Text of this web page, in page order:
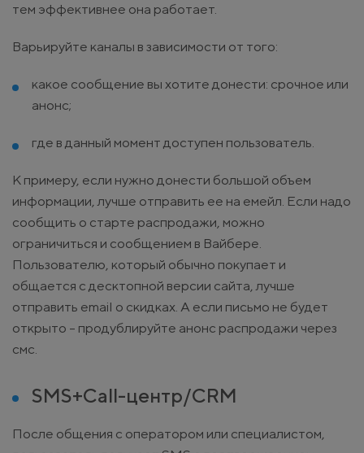
тем эффективнее она работает.
Варьируйте каналы в зависимости от того:
какое сообщение вы хотите донести: срочное или
анонс;
где в данный момент доступен пользователь.
К примеру, если нужно донести большой объем
информации, лучше отправить ее на емейл. Если надо
сообщить о старте распродажи, можно
ограничиться и сообщением в Вайбере.
Пользователю, который обычно покупает и
общается с десктопной версии сайта, лучше
отправить email о скидках. А если письмо не будет
открыто - продублируйте анонс распродажи через
смс.
SMS+Call-центр/CRM
После общения с оператором или специалистом,